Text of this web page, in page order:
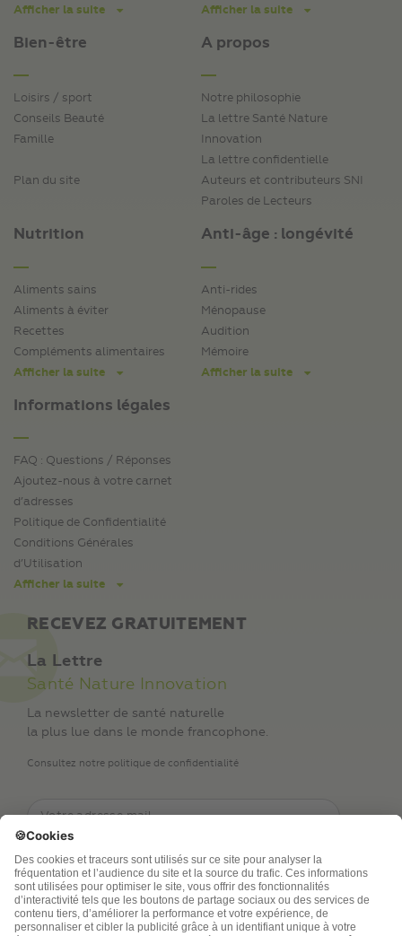
Afficher la suite
Bien-être
Loisirs / sport
Conseils Beauté
Famille
Plan du site
Afficher la suite
A propos
Notre philosophie
La lettre Santé Nature
Innovation
La lettre confidentielle
Auteurs et contributeurs SNI
Paroles de Lecteurs
Nutrition
Aliments sains
Aliments à éviter
Recettes
Compléments alimentaires
Afficher la suite
Informations légales
FAQ : Questions / Réponses
Ajoutez-nous à votre carnet
d’adresses
Politique de Confidentialité
Conditions Générales
d’Utilisation
Afficher la suite
Anti-âge : longévité
Anti-rides
Ménopause
Audition
Mémoire
Afficher la suite
RECEVEZ GRATUITEMENT
La Lettre
Santé Nature Innovation
La newsletter de santé naturelle
la plus lue dans le monde francophone.
Consultez notre politique de confidentialité
TSA Publications SA collecte mes nom, prénom,
adresse de messagerie électronique et numéro de
téléphone afin de répondre aux demandes de